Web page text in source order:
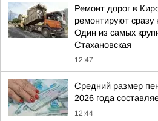
Ремонт дорог в
ремонтируют сразу
Один из самых
Стахановская
12:47
Средний размер
2026 года
12:44